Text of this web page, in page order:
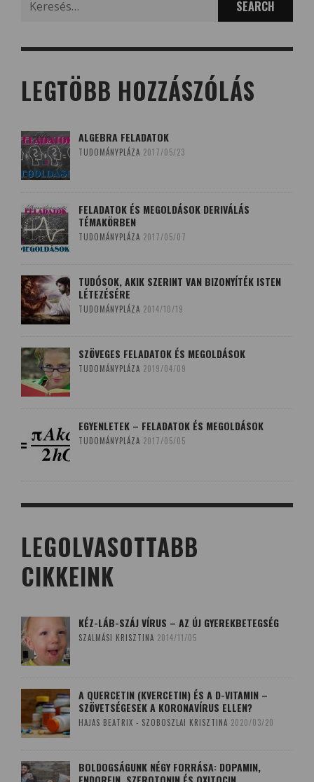
LEGTÖBB HOZZÁSZÓLÁS
ALGEBRA FELADATOK
TUDOMÁNYPLÁZA 2017/05/23
FELADATOK ÉS MEGOLDÁSOK DERIVÁLÁS
TÉMAKÖRBEN
TUDOMÁNYPLÁZA 2017/05/07
TUDÓSOK, AKIK SZERINT VAN BIZONYÍTÉK ISTEN
LÉTEZÉSÉRE
TUDOMÁNYPLÁZA 2014/10/19
SZÖVEGES FELADATOK ÉS MEGOLDÁSOK
TUDOMÁNYPLÁZA 2019/04/09
EGYENLETEK – FELADATOK ÉS MEGOLDÁSOK
TUDOMÁNYPLÁZA 2017/05/05
LEGOLVASOTTABB
CIKKEINK
KÉZ-LÁB-SZÁJ VÍRUS – AZ ÚJ GYEREKBETEGSÉG
SZALMÁSI KRISZTINA 2014/11/05
A QUERCETIN (KVERCETIN) ÉS A D-VITAMIN –
SZÖVETSÉGESEK A KORONAVÍRUS ELLEN?
HAJAS BEATRIX - SZOBOSZLAI KRISZTINA 2020/03/20
BOLDOGSÁGUNK NÉGY FORRÁSA: DOPAMIN,